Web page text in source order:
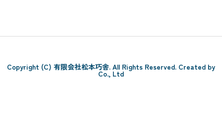
Copyright (C) 有限会社松本巧舎. All Rights Reserved. Created by
Co., Ltd